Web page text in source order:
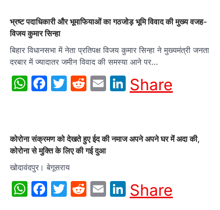
भ्रष्ट पदाधिकारी और भूमाफियाओं का गठजोड़ भूमि विवाद की मुख्य वजह-
विजय कुमार सिन्हा
बिहार विधानसभा में नेता प्रतिपक्ष विजय कुमार सिन्हा ने मुख्यमंत्री जनता
दरबार में ज्यादातर जमीन विवाद की समस्या आने पर…
WhatsApp
Facebook
Twitter
Reddit
EmailLinkedIn
Share
कोरोना संक्रमण को देखते हुए ईद की नमाज अपने अपने घर मेंं अदा की,
कोरोना से मुक्ति के लिए की गई दुआ
खोदावंदपुर। बेगूसराय
WhatsApp
Facebook
Twitter
Reddit
EmailLinkedIn
Share